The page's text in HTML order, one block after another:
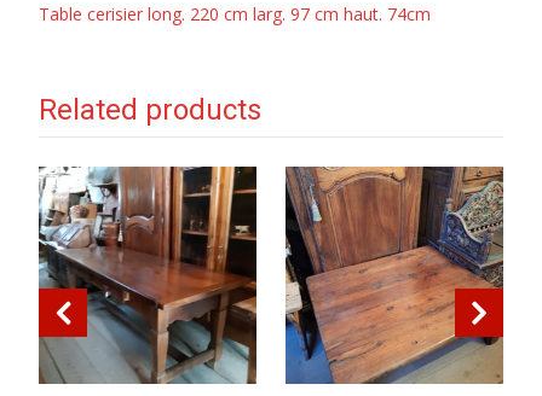
Table cerisier long. 220 cm larg. 97 cm haut. 74cm
Related products